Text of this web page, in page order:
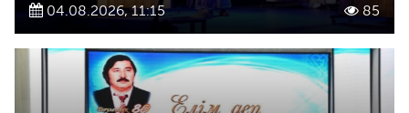
04.08.2026, 11:15 85